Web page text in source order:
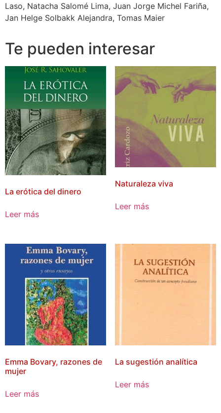
Laso, Natacha Salomé Lima, Juan Jorge Michel Fariña,
Jan Helge Solbakk Alejandra, Tomas Maier
Te pueden interesar
La erótica del dinero
Leer más
Naturaleza viva
Leer más
Emma Bovary, razones de
mujer
Leer más
La sugestión analítica
Leer más